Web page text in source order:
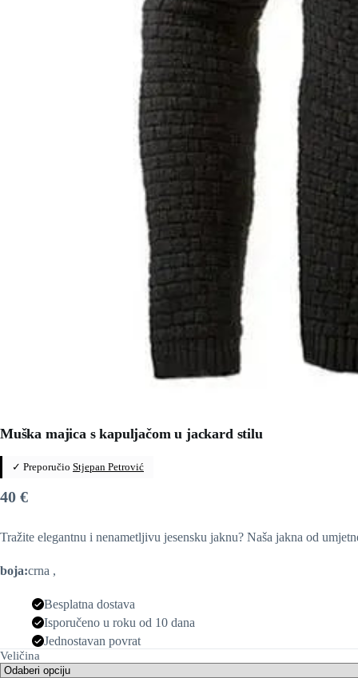
Muška majica s kapuljačom u jackard stilu
✓ Preporučio Stjepan Petrović
40 €
Tražite elegantnu i nenametljivu jesensku jaknu? Naša jakna od
boja:crna ,
Besplatna dostava
Isporučeno u roku od 10 dana
Jednostavan povrat
Veličina